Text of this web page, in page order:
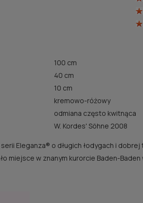
100 cm
40 cm
10 cm
kremowo-różowy
odmiana często kwitnąca
W. Kordes' Söhne 2008
Eleganza® o długich łodygach i
miejsce w znanym kurorcie Baden-Baden